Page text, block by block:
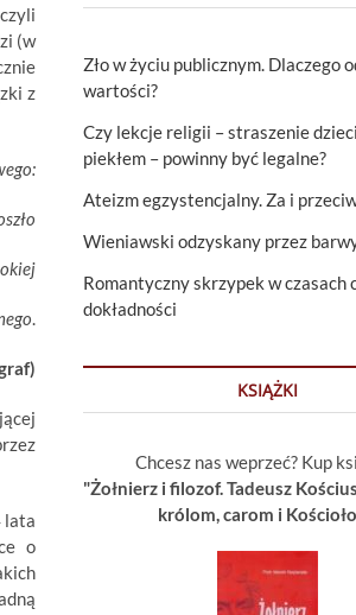
(w
z
.
lata
o
Zło w życiu publicznym. Dlaczego
wartości?
Czy lekcje religii – straszenie
piekłem – powinny być legalne?
Ateizm egzystencjalny. Za i
Wieniawski odzyskany przez
Romantyczny skrzypek w czasach
dokładności
KSIĄŻKI
Chcesz nas weprzeć? Kup
"Żołnierz i filozof. Tadeusz
królom, carom i